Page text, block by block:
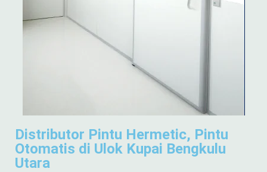
Distributor Pintu Hermetic, Pintu
Otomatis di Ulok Kupai Bengkulu
Utara